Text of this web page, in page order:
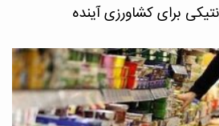
برای کشاورزی آینده